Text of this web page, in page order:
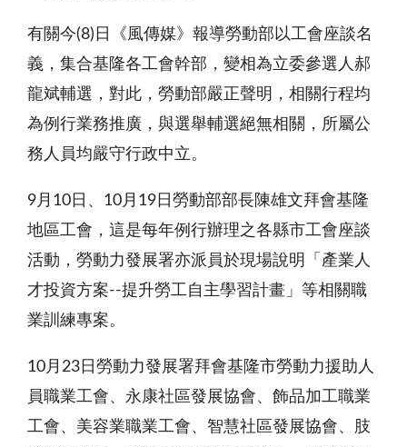
有關今(8) 日《風傳媒》報導勞動部以工會座談名
義，集合基隆各工會幹部，變相為立委參選人郝
龍斌輔選，對此，勞動部嚴正聲明，相關行程均
為例行業務推廣，與選舉輔選絕無相關，所屬公
務人員均嚴守行政中立。
9月 10 日、 10月 19 日勞動部部長陳雄文拜會基隆
地區工會，這是每年例行辦理之各縣市工會座談
活動，勞動力發展署亦派員於現場說明「產業人
才投資方案--提升勞工自主學習計畫」等相關職
業訓練專案。
10月 23 日勞動力發展署拜會基隆市勞動力援助人
員職業工會、永康社區發展協會、飾品加工職業
工會、美容業職業工會、智慧社區發展協會、肢